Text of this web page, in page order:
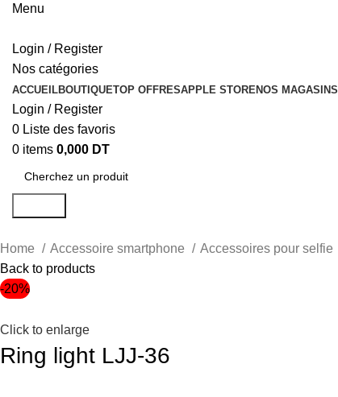
Menu
Login / Register
Nos catégories
ACCUEILBOUTIQUETOP OFFRESAPPLE STORENOS MAGASINS
Login / Register
0 Liste des favoris
0 items 0,000 DT
Home Accessoire smartphone Accessoires pour selfie
Back to products
-20%
Click to enlarge
Ring light LJJ-36